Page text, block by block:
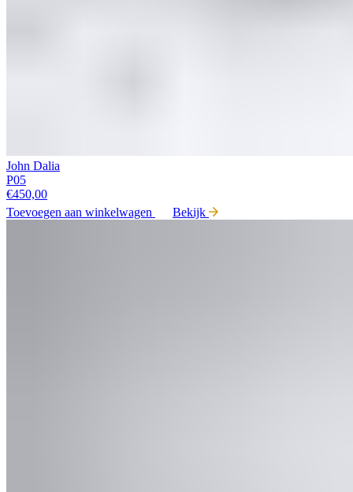
John Dalia
P05
€450,00
Toevoegen aan winkelwagen
Bekijk